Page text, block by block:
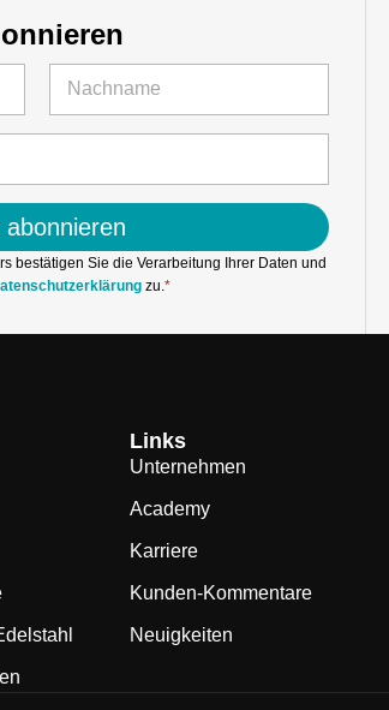
abonnieren
bestätigen Sie die Verarbeitung Ihrer Daten und
zu.*
Links
Unternehmen
Academy
Karriere
Kunden-Kommentare
Neuigkeiten